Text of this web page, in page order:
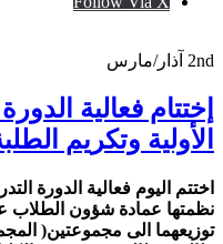
2nd آذار/مارس
إختتام فعالية
الأولية وتكريم
اختتم اليوم فعالية الدورة